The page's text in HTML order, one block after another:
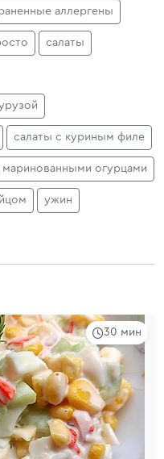
аллергены
салаты
салаты с куриным филе
маринованными огурцами
ужин
30 мин